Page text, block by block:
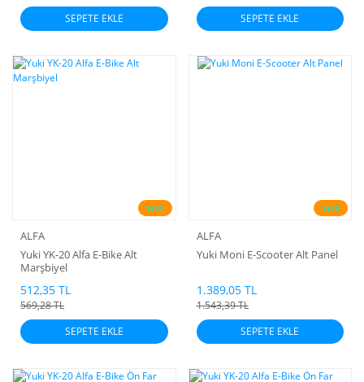
SEPETE EKLE
SEPETE EKLE
%10
ALFA
Yuki YK-20 Alfa E-Bike Alt
Marşbiyel
512,35 TL
569,28 TL
SEPETE EKLE
%10
ALFA
Yuki Moni E-Scooter Alt Panel
1.389,05 TL
1.543,39 TL
SEPETE EKLE